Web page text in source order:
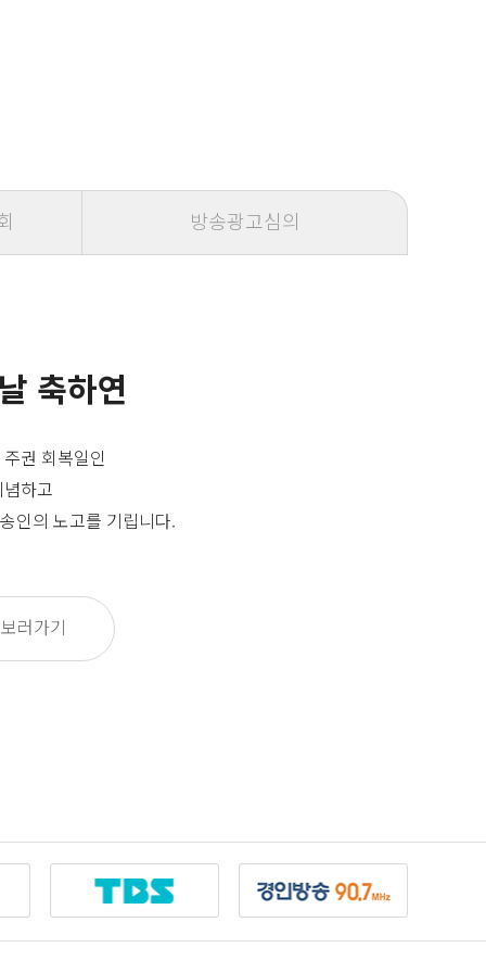
방송광고심의
축하연
권 회복일인
하고
인의 노고를 기립니다.
러가기